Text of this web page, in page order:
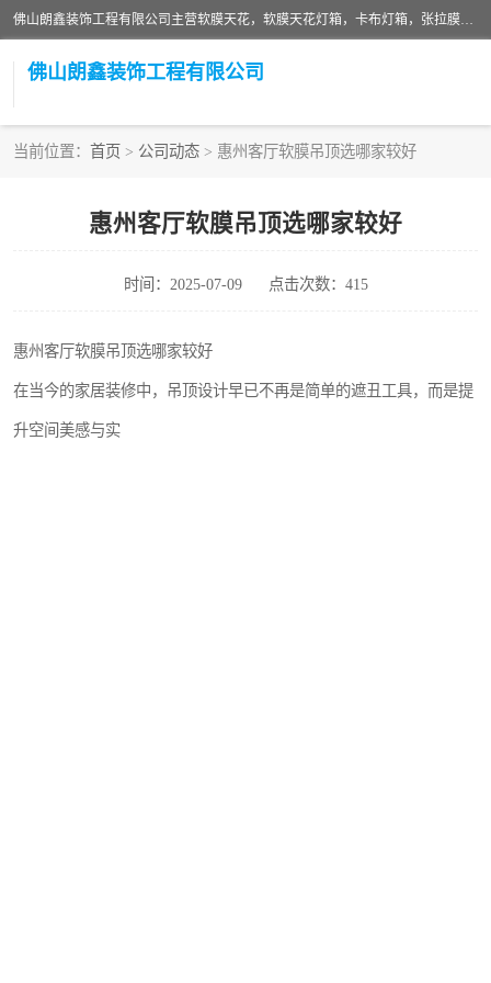
佛山朗鑫装饰工程有限公司主营软膜天花，软膜天花灯箱，卡布灯箱，张拉膜等产品，价格实惠，支持定制；公司专业装饰铺面，家居，会展特装，软膜等工程，技能精良人员，安装快、价格合理，质量保证、热诚与各方有识人士合作，欢迎新老客户来电咨询。
佛山朗鑫装饰工程有限公司
当前位置： 首页 > 公司动态 > 惠州客厅软膜吊顶选哪家较好
惠州客厅软膜吊顶选哪家较好
时间：2025-07-09 点击次数：415
惠州客厅软膜吊顶选哪家较好
在当今的家居装修中，吊顶设计早已不再是简单的遮丑工具，而是提
升空间美感与实